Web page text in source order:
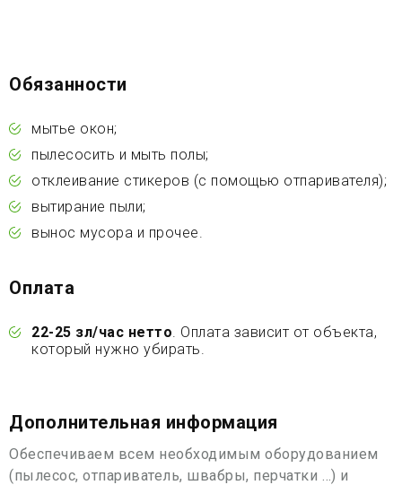
Обязанности
мытье окон;
пылесосить и мыть полы;
отклеивание стикеров (с помощью отпаривателя);
вытирание пыли;
вынос мусора и прочее.
Оплата
22-25 зл/час нетто. Оплата зависит от объекта,
который нужно убирать.
Дополнительная информация
Обеспечиваем всем необходимым оборудованием
(пылесос, отпариватель, швабры, перчатки …) и